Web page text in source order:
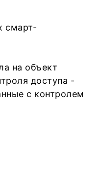
смарт-
на объект
доступа -
с контролем